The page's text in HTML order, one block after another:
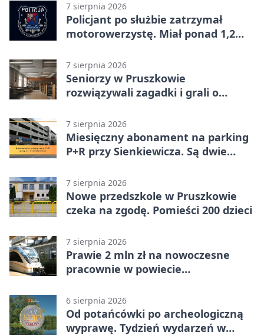
7 sierpnia 2026
Policjant po służbie zatrzymał
motorowerzystę. Miał ponad 1,2
7 sierpnia 2026
Seniorzy w Pruszkowie
rozwiązywali zagadki i grali o
7 sierpnia 2026
Miesięczny abonament na parking
P+R przy Sienkiewicza. Są dwie
7 sierpnia 2026
Nowe przedszkole w Pruszkowie
czeka na zgodę. Pomieści 200 dzieci
7 sierpnia 2026
Prawie 2 mln zł na nowoczesne
pracownie w powiecie
6 sierpnia 2026
Od potańcówki po archeologiczną
wyprawę. Tydzień wydarzeń w